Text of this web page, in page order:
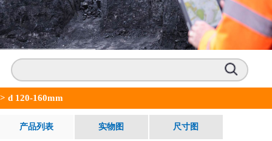
> d 120-160mm
产品列表 实物图 尺寸图